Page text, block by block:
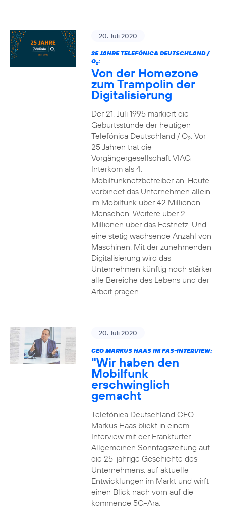
20. Juli 2020
25 JAHRE TELEFÓNICA DEUTSCHLAND /
O2:
Von der Homezone
zum Trampolin der
Digitalisierung
Der 21. Juli 1995 markiert die
Geburtsstunde der heutigen
Telefónica Deutschland / O2. Vor
25 Jahren trat die
Vorgängergesellschaft VIAG
Interkom als 4.
Mobilfunknetzbetreiber an. Heute
verbindet das Unternehmen allein
im Mobilfunk über 42 Millionen
Menschen. Weitere über 2
Millionen über das Festnetz. Und
eine stetig wachsende Anzahl von
Maschinen. Mit der zunehmenden
Digitalisierung wird das
Unternehmen künftig noch stärker
alle Bereiche des Lebens und der
Arbeit prägen.
20. Juli 2020
CEO MARKUS HAAS IM FAS-INTERVIEW:
"Wir haben den
Mobilfunk
erschwinglich
gemacht
Telefónica Deutschland CEO
Markus Haas blickt in einem
Interview mit der Frankfurter
Allgemeinen Sonntagszeitung auf
die 25-jährige Geschichte des
Unternehmens, auf aktuelle
Entwicklungen im Markt und wirft
einen Blick nach vorn auf die
kommende 5G-Ära.